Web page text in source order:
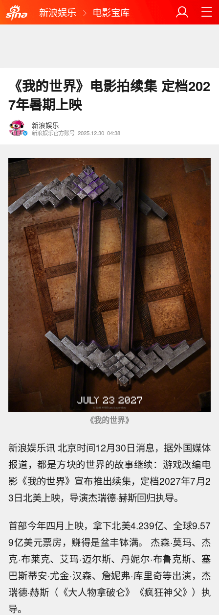
新浪娱乐 电影宝库
《我的世界》电影拍续集 定档202
7年暑期上映
新浪娱乐
新浪娱乐官方账号 2025.12.30 04:38
《我的世界》
新浪娱乐讯 北京时间12月30日消息，据外国媒体
报道，都是方块的世界的故事继续：游戏改编电
影《我的世界》宣布推出续集，定档2027年7月2
3日北美上映，导演杰瑞德·赫斯回归执导。
首部今年四月上映，拿下北美4.239亿、全球9.57
9亿美元票房，赚得是盆丰钵满。 杰森·莫玛、杰
克·布莱克、艾玛·迈尔斯、丹妮尔·布鲁克斯、塞
巴斯蒂安·尤金·汉森、詹妮弗·库里奇等出演，杰
瑞德·赫斯（《大人物拿破仑》《疯狂神父》）执
导。